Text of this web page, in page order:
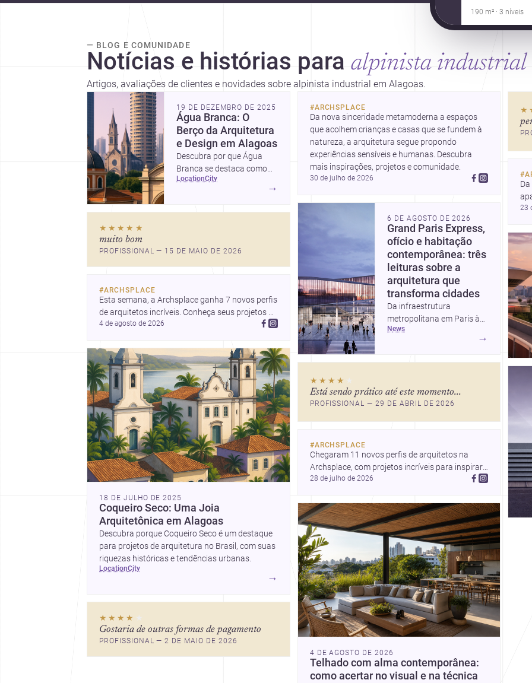
190 m² · 3 níveis
— BLOG E COMUNIDADE
Notícias e histórias para alpinista industrial
Artigos, avaliações de clientes e novidades sobre alpinista industrial em Alagoas.
19 DE DEZEMBRO DE 2025
Água Branca: O
Berço da Arquitetura
e Design em Alagoas
Descubra por que Água
Branca se destaca como
um polo de arquitetura e
seus projetos.
location city
→
★★★★★
muito bom
PROFISSIONAL — 15 DE MAIO DE 2026
#ARCHSPLACE
Esta semana, a Archsplace ganha 7 novos perfis
de arquitetos incríveis. Conheça seus projetos
recentes, inspire-se com seus trabalhos e
ideias em espaços.
4 de agosto de 2026
18 DE JULHO DE 2025
Coqueiro Seco: Uma Joia
Arquitetônica em Alagoas
Descubra porque Coqueiro Seco é um destaque
para projetos de arquitetura no Brasil, com suas
riquezas históricas e tendências urbanas.
location city
→
★★★★ ★
Gostaria de outras formas de pagamento
PROFISSIONAL — 2 DE MAIO DE 2026
#ARCHSPLACE
Da nova sinceridade metamoderna a espaços
que acolhem crianças e casas que se fundem à
natureza, a arquitetura segue propondo
experiências sensíveis e humanas. Descubra
mais inspirações, projetos e comunidade.
30 de julho de 2026
6 DE AGOSTO DE 2026
Grand Paris Express,
ofício e habitação
contemporânea: três
leituras sobre a
arquitetura que
transforma cidades
Da infraestrutura
metropolitana em Paris à
valorização do fazer
artesanal e à casa elevada
escala urbana, matéria e
experiência doméstica. Um
projeto com sensibilidade e
inovação.
news
→
★★★★ ★
Está sendo prático até este momento...
PROFISSIONAL — 29 DE ABRIL DE 2026
#ARCHSPLACE
Chegaram 11 novos perfis de arquitetos na
Archsplace, com projetos incríveis para inspirar
você. Conheça cada perfil e descubra novas
28 de julho de 2026
4 DE AGOSTO DE 2026
Telhado com alma contemporânea:
como acertar no visual e na técnica
#
e
23